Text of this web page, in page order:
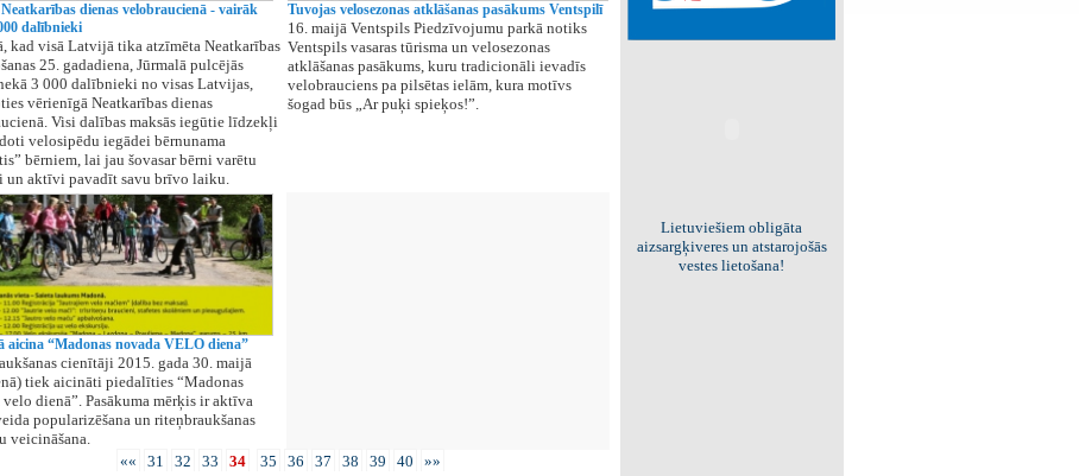
dienas velobraucienā - vairāk
dalībnieki
kad visā Latvijā tika atzīmēta Neatkarības
25. gadadiena, Jūrmalā pulcējās
3 000 dalībnieki no visas Latvijas,
vērienīgā Neatkarības dienas
Visi dalības maksās iegūtie līdzekļi
velosipēdu iegādei bērnunama
bērniem, lai jau šovasar bērni varētu
un aktīvi pavadīt savu brīvo laiku.
Tuvojas velosezonas atklāšanas pasākums Ventspilī
16. maijā Ventspils Piedzīvojumu parkā notiks
Ventspils vasaras tūrisma un velosezonas
atklāšanas pasākums, kuru tradicionāli ievadīs
velobrauciens pa pilsētas ielām, kura motīvs
šogad būs „Ar puķi spieķos!”.
aicina “Madonas novada VELO diena”
cienītāji 2015. gada 30. maijā
tiek aicināti piedalīties “Madonas
dienā”. Pasākuma mērķis ir aktīva
popularizēšana un riteņbraukšanas
veicināšana.
««
31 32 33 34 35 36 37 38 39 40 »»
Viss par "Kritisko masu"!
Kolekcionējam saites uz resursiem
internetā!